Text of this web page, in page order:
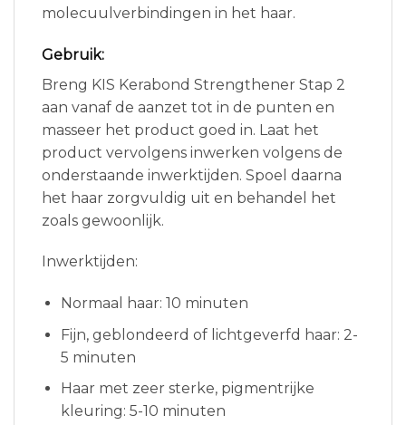
molecuulverbindingen in het haar.
Gebruik:
Breng KIS Kerabond Strengthener Stap 2
aan vanaf de aanzet tot in de punten en
masseer het product goed in. Laat het
product vervolgens inwerken volgens de
onderstaande inwerktijden. Spoel daarna
het haar zorgvuldig uit en behandel het
zoals gewoonlijk.
Inwerktijden:
Normaal haar: 10 minuten
Fijn, geblondeerd of lichtgeverfd haar: 2-
5 minuten
Haar met zeer sterke, pigmentrijke
kleuring: 5-10 minuten